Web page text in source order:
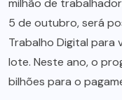
milhão de
5 de outubro, será
Trabalho Digital para
lote. Neste ano, o
bilhões para o